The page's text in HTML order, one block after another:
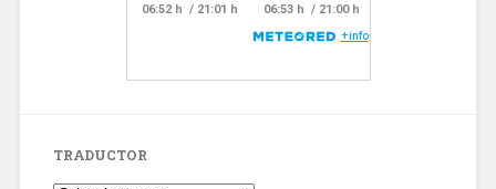
TRADUCTOR